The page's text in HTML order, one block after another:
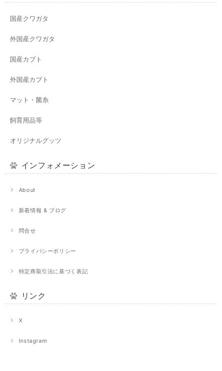
国産クワガタ
外国産クワガタ
国産カブト
外国産カブト
マット・菌糸
飼育用品等
オリジナルグッツ
インフォメーション
About
新着情報 & ブログ
問合せ
プライバシーポリシー
特定商取引法に基づく表記
リンク
X
Instagram